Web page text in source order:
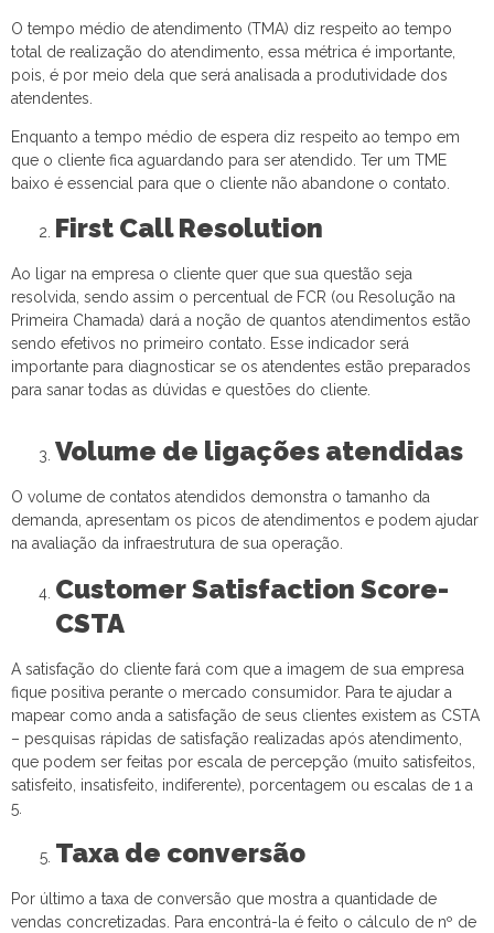
O tempo médio de atendimento (TMA) diz respeito ao tempo
total de realização do atendimento, essa métrica é importante,
pois, é por meio dela que será analisada a produtividade dos
atendentes.
Enquanto a tempo médio de espera diz respeito ao tempo em
que o cliente fica aguardando para ser atendido. Ter um TME
baixo é essencial para que o cliente não abandone o contato.
First Call Resolution
Ao ligar na empresa o cliente quer que sua questão seja
resolvida, sendo assim o percentual de FCR (ou Resolução na
Primeira Chamada) dará a noção de quantos atendimentos estão
sendo efetivos no primeiro contato. Esse indicador será
importante para diagnosticar se os atendentes estão preparados
para sanar todas as dúvidas e questões do cliente.
Volume de ligações atendidas
O volume de contatos atendidos demonstra o tamanho da
demanda, apresentam os picos de atendimentos e podem ajudar
na avaliação da infraestrutura de sua operação.
CustomerSatisfaction Score-
CSTA
A satisfação do cliente fará com que a imagem de sua empresa
fique positiva perante o mercado consumidor. Para te ajudar a
mapear como anda a satisfação de seus clientes existem as CSTA
– pesquisas rápidas de satisfação realizadas após atendimento,
que podem ser feitas por escala de percepção (muito satisfeitos,
satisfeito, insatisfeito, indiferente), porcentagem ou escalas de 1 a
5.
Taxa de conversão
Por último a taxa de conversão que mostra a quantidade de
vendas concretizadas. Para encontrá-la é feito o cálculo de nº de